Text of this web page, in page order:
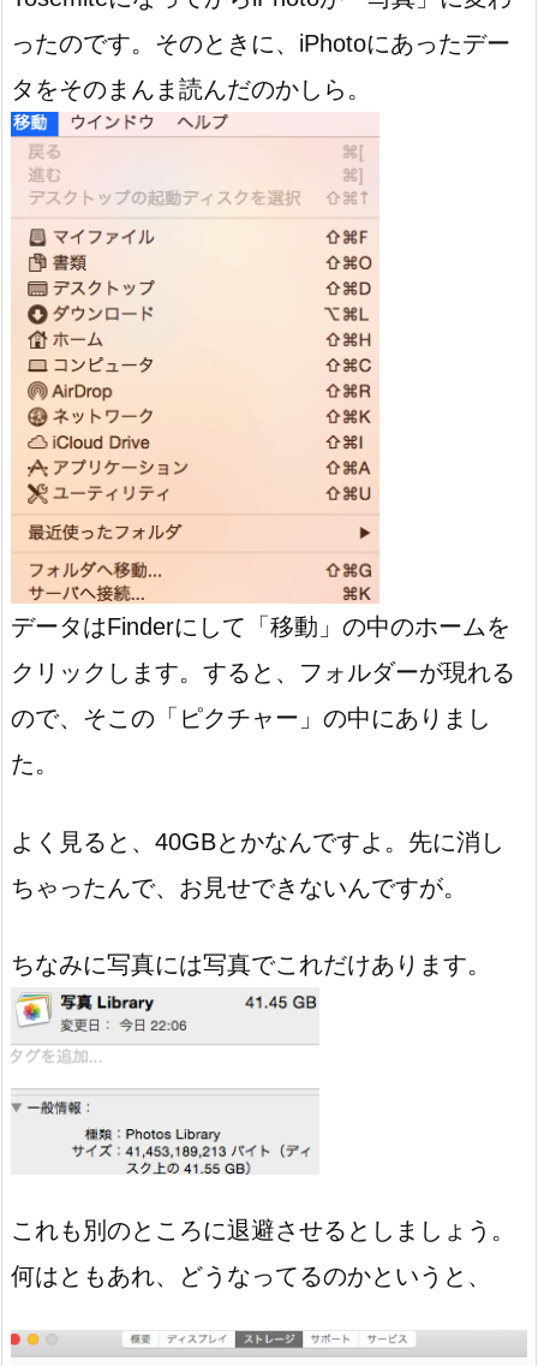
ったのです。そのときに、iPhotoにあったデー
タをそのまんま読んだのかしら。
データはFinderにして「移動」の中のホームを
クリックします。すると、フォルダーが現れる
ので、そこの「ピクチャー」の中にありまし
た。
よく見ると、40GBとかなんですよ。先に消し
ちゃったんで、お見せできないんですが。
ちなみに写真には写真でこれだけあります。
これも別のところに退避させるとしましょう。
何はともあれ、どうなってるのかというと、